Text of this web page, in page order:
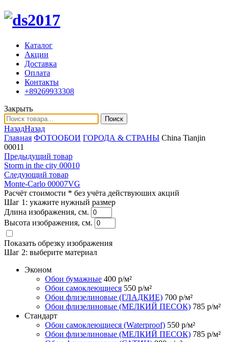
Каталог
Акции
Доставка
Оплата
Контакты
+89269933308
Закрыть
Поиск
НазадНазад
Главная ФОТООБОИ ГОРОДА & СТРАНЫ China Tianjin
00011
Предыдущий товар
Storm in the city 00010
Следующий товар
Monte-Carlo 00007VG
Расчёт стоимости * без учёта действуюших акций
Шаг 1: укажите нужный размер
Длина изображения, см.
Высота изображения, см.
Показать обрезку изображения
Шаг 2: выберите материал
Эконом
Обои бумажные 400 р/м²
Обои самоклеющиеся 550 р/м²
Обои флизелиновые (ГЛАДКИЕ) 700 р/м²
Обои флизелиновые (МЕЛКИЙ ПЕСОК) 785 р/м²
Стандарт
Обои самоклеющиеся (Waterproof) 550 р/м²
Обои флизелиновые (МЕЛКИЙ ПЕСОК) 785 р/м²